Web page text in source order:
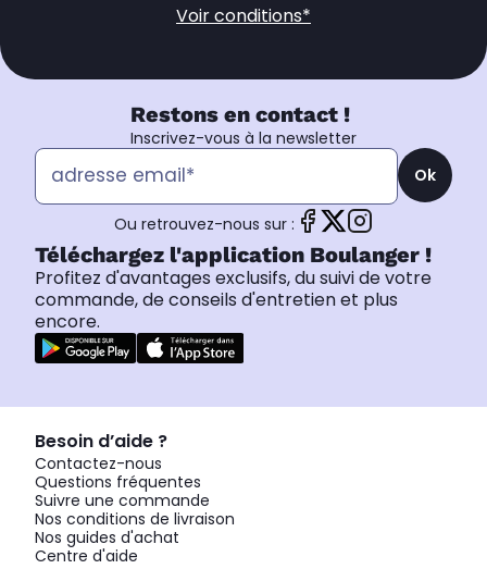
Voir conditions*
Restons en contact !
Inscrivez-vous à la newsletter
Ok
Ou retrouvez-nous sur :
Téléchargez l'application Boulanger !
Profitez d'avantages exclusifs, du suivi de votre
commande, de conseils d'entretien et plus
encore.
Besoin d’aide ?
Contactez-nous
Questions fréquentes
Suivre une commande
Nos conditions de livraison
Nos guides d'achat
Centre d'aide